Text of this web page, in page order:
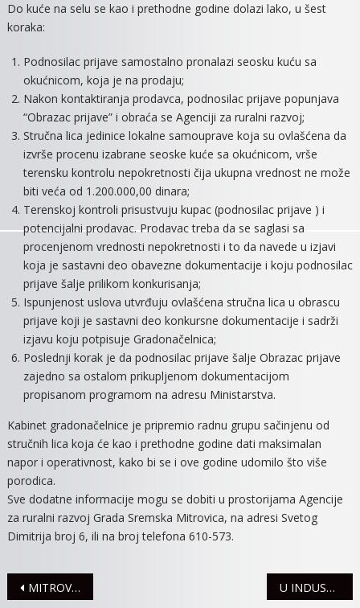
Do kuće na selu se kao i prethodne godine dolazi lako, u šest
koraka:
Podnosilac prijave samostalno pronalazi seosku kuću sa
okućnicom, koja je na prodaju;
Nakon kontaktiranja prodavca, podnosilac prijave popunjava
“Obrazac prijave” i obraća se Agenciji za ruralni razvoj;
Stručna lica jedinice lokalne samouprave koja su ovlašćena da
izvrše procenu izabrane seoske kuće sa okućnicom, vrše
terensku kontrolu nepokretnosti čija ukupna vrednost ne može
biti veća od 1.200.000,00 dinara;
Terenskoj kontroli prisustvuju kupac (podnosilac prijave ) i
potencijalni prodavac. Prodavac treba da se saglasi sa
procenjenom vrednosti nepokretnosti i to da navede u izjavi
koja je sastavni deo obavezne dokumentacije i koju podnosilac
prijave šalje prilikom konkurisanja;
Ispunjenost uslova utvrđuju ovlašćena stručna lica u obrascu
prijave koji je sastavni deo konkursne dokumentacije i sadrži
izjavu koju potpisuje Gradonačelnica;
Poslednji korak je da podnosilac prijave šalje Obrazac prijave
zajedno sa ostalom prikupljenom dokumentacijom
propisanom programom na adresu Ministarstva.
Kabinet gradonačelnice je pripremio radnu grupu sačinjenu od
stručnih lica koja će kao i prethodne godine dati maksimalan
napor i operativnost, kako bi se i ove godine udomilo što više
porodica.
Sve dodatne informacije mogu se dobiti u prostorijama Agencije
za ruralni razvoj Grada Sremska Mitrovica, na adresi Svetog
Dimitrija broj 6, ili na broj telefona 610-573.
Navigacija
MITROVAČKOJ PUBLICI PREDSTAVLJENE PESME IZ ZBIRKE „NESAN“ ŽELJKE AVRIĆ U INDUSTRIJSKOJ ZONI “JEZERO” DO KRAJA GODINE DVE NOVE FABRIKE